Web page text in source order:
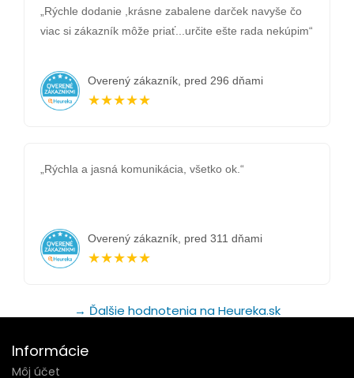
„Rýchle dodanie ,krásne zabalene darček navyše čo
viac si zákazník môže priať...určite ešte rada nekúpim“
Overený zákazník, pred 296 dňami
★★★★★
„Rýchla a jasná komunikácia, všetko ok.“
Overený zákazník, pred 311 dňami
★★★★★
→ Ďalšie hodnotenia na Heureka.sk
Informácie
Môj účet